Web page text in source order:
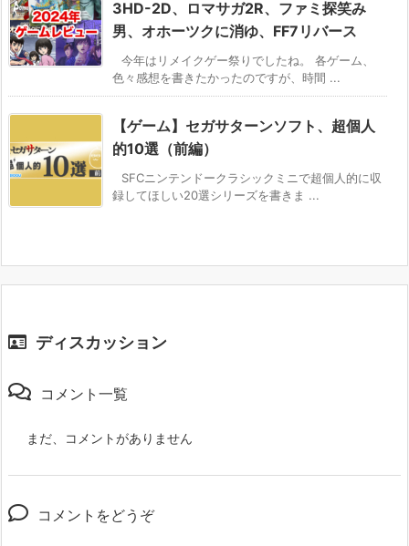
3HD-2D、ロマサガ2R、ファミ探笑み
男、オホーツクに消ゆ、FF7リバース
今年はリメイクゲー祭りでしたね。 各ゲーム、
色々感想を書きたかったのですが、時間 ...
【ゲーム】セガサターンソフト、超個人
的10選（前編）
SFCニンテンドークラシックミニで超個人的に収
録してほしい20選シリーズを書きま ...
ディスカッション
コメント一覧
まだ、コメントがありません
コメントをどうぞ